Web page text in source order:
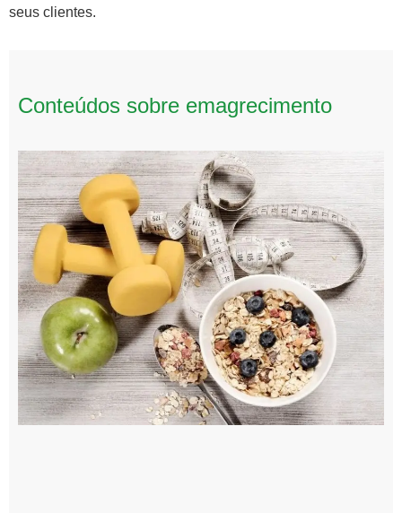
seus clientes.
Conteúdos sobre emagrecimento